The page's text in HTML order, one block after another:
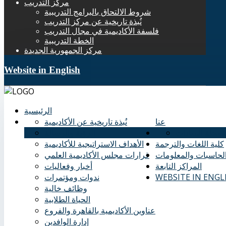
مركز التدريب
شروط الالتحاق بالبرامج التدريبية
نُبذة تاريخية عن مركز التدريب
فلسفة الأكاديمية في مجال التدريب
الخطة التدريبية
مركز الجمهورية الجديدة
Website in English
الرئيسية
عنا
نُبذة تاريخية عن الأكاديمية
الأهداف الاستراتيجية للأكاديمية
قرارات مجلس الأكاديمية العلمي
أخبار وفعاليات
ندوات ومؤتمرات
وظائف خالية
الحياة الطلابية
عناوين الأكاديمية بالقاهرة والفروع
إدارة الوافدين
كلية اللغات والترجمة
والمعلومات
المراكز التابعة
WEBSITE IN